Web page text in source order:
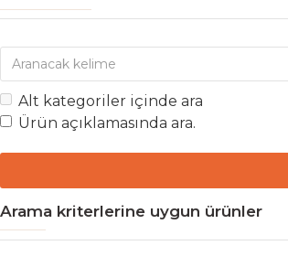
Alt kategoriler içinde ara
Ürün açıklamasında ara.
Arama kriterlerine uygun ürünler